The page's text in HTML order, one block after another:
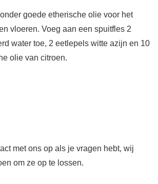
goede etherische olie voor het
vloeren. Voeg aan een spuitfles 2
water toe, 2 eetlepels witte azijn en 10
olie van citroen.
met ons op als je vragen hebt, wij
om ze op te lossen.